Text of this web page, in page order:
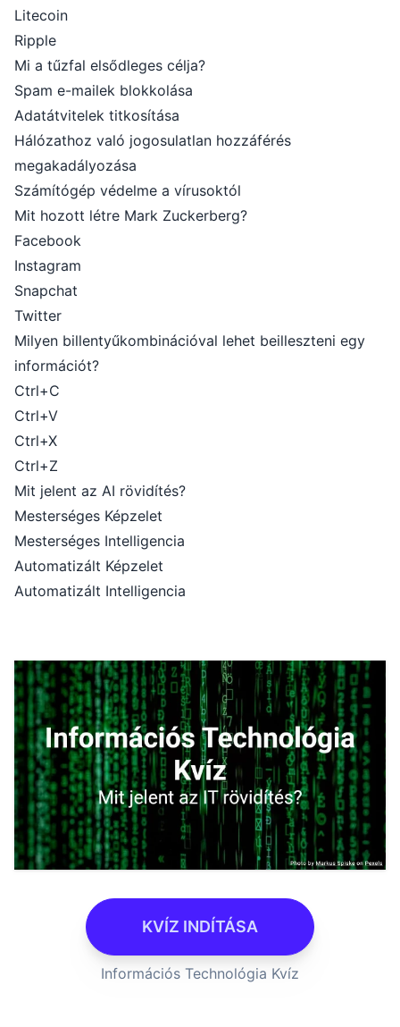
Litecoin
Ripple
Mi a tűzfal elsődleges célja?
Spam e-mailek blokkolása
Adatátvitelek titkosítása
Hálózathoz való jogosulatlan hozzáférés
megakadályozása
Számítógép védelme a vírusoktól
Mit hozott létre Mark Zuckerberg?
Facebook
Instagram
Snapchat
Twitter
Milyen billentyűkombinációval lehet beilleszteni egy
információt?
Ctrl+C
Ctrl+V
Ctrl+X
Ctrl+Z
Mit jelent az AI rövidítés?
Mesterséges Képzelet
Mesterséges Intelligencia
Automatizált Képzelet
Automatizált Intelligencia
KVÍZ INDÍTÁSA
Információs Technológia Kvíz